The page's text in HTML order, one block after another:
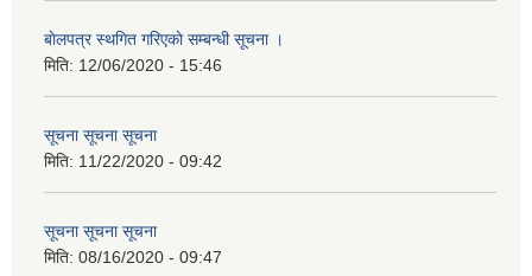
बाेलपत्र स्थगित गरिएकाे सम्बन्धी सूचना ।
मिति: 12/06/2020 - 15:46
सूचना सूचना सूचना
मिति: 11/22/2020 - 09:42
सूचना सूचना सूचना
मिति: 08/16/2020 - 09:47